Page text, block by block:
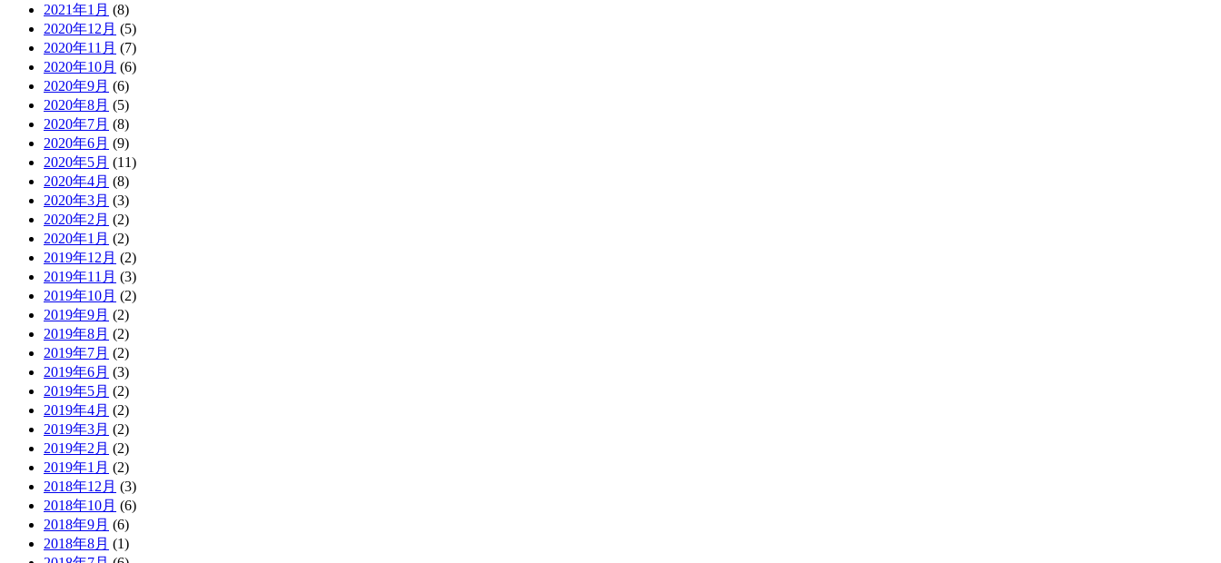
2021年1月 (8)
2020年12月 (5)
2020年11月 (7)
2020年10月 (6)
2020年9月 (6)
2020年8月 (5)
2020年7月 (8)
2020年6月 (9)
2020年5月 (11)
2020年4月 (8)
2020年3月 (3)
2020年2月 (2)
2020年1月 (2)
2019年12月 (2)
2019年11月 (3)
2019年10月 (2)
2019年9月 (2)
2019年8月 (2)
2019年7月 (2)
2019年6月 (3)
2019年5月 (2)
2019年4月 (2)
2019年3月 (2)
2019年2月 (2)
2019年1月 (2)
2018年12月 (3)
2018年10月 (6)
2018年9月 (6)
2018年8月 (1)